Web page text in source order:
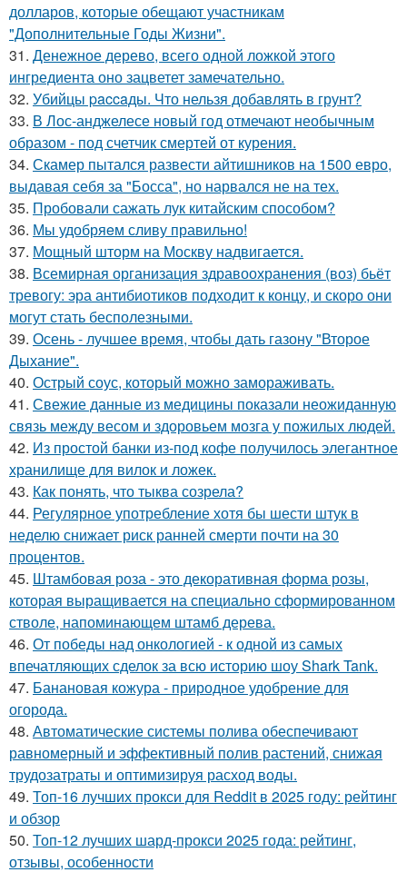
долларов, которые обещают участникам
"Дополнительные Годы Жизни".
31. Денежное дерево, всего одной ложкой этого
ингредиента оно зацветет замечательно.
32. Убийцы paccaды. Что нельзя добавлять в грунт?
33. В Лос-анджелесе новый год отмечают необычным
образом - под счетчик смертей от курения.
34. Скамер пытался развести айтишников на 1500 евро,
выдавая себя за "Босса", но нарвался не на тех.
35. Пробовали сажать лук китайским способом?
36. Мы удобряeм сливу правильно!
37. Мощный шторм на Москву надвигается.
38. Всемирная организация здравоохранения (воз) бьёт
тревогу: эра антибиотиков подходит к концу, и скоро они
могут стать бесполезными.
39. Осень - лучшее время, чтобы дать газону "Второе
Дыхание".
40. Острый соус, который можно замораживать.
41. Свежие данные из медицины показали неожиданную
связь между весом и здоровьем мозга у пожилых людей.
42. Из простой банки из-под кофе получилось элегантное
хранилище для вилок и ложек.
43. Как понять, что тыква созрела?
44. Регулярное употребление хотя бы шести штук в
неделю снижает риск ранней смерти почти на 30
процентов.
45. Штамбовая роза - это декоративная форма розы,
которая выращивается на специально сформированном
стволе, напоминающем штамб дерева.
46. От победы над онкологией - к одной из самых
впечатляющих сделок за всю историю шоу Shark Tank.
47. Банановая кожура - природное удобрение для
огорода.
48. Автоматические системы полива обеспечивают
равномерный и эффективный полив растений, снижая
трудозатраты и оптимизируя расход воды.
49. Топ-16 лучших прокси для Reddit в 2025 году: рейтинг
и обзор
50. Топ-12 лучших шард-прокси 2025 года: рейтинг,
отзывы, особенности